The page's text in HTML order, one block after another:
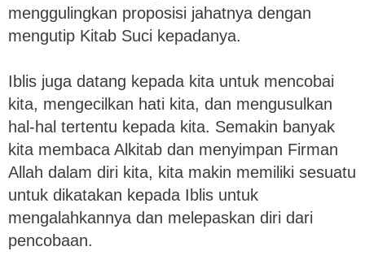
menggulingkan proposisi jahatnya dengan
mengutip Kitab Suci kepadanya.
Iblis juga datang kepada kita untuk mencobai
kita, mengecilkan hati kita, dan mengusulkan
hal-hal tertentu kepada kita. Semakin banyak
kita membaca Alkitab dan menyimpan Firman
Allah dalam diri kita, kita makin memiliki sesuatu
untuk dikatakan kepada Iblis untuk
mengalahkannya dan melepaskan diri dari
pencobaan.